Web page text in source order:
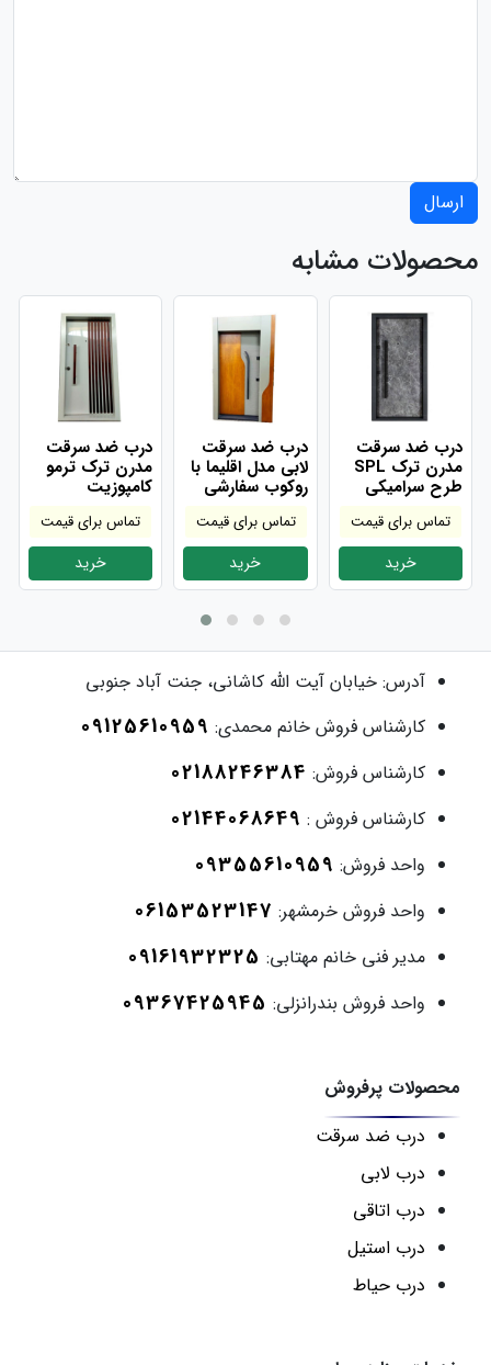
ارسال
محصولات مشابه
درب ضد سرقت
مدرن ترک ترمو
کامپوزیت
تماس برای قیمت
خرید
درب ضد سرقت
لابی مدل اقلیما با
روکوب سفارشی
تماس برای قیمت
خرید
درب ضد سرقت
مدرن ترک SPL
طرح سرامیکی
تماس برای قیمت
خرید
آدرس: خیابان آیت الله کاشانی، جنت آباد جنوبی
کارشناس فروش خانم محمدی: 09125610959
کارشناس فروش: 02188246384
کارشناس فروش : 02144068649
واحد فروش: 09355610959
واحد فروش خرمشهر: 06153523147
مدیر فنی خانم مهتابی: 09161932325
واحد فروش بندرانزلی: 09367425945
محصولات پرفروش
درب ضد سرقت
درب لابی
درب اتاقی
درب استیل
درب حیاط